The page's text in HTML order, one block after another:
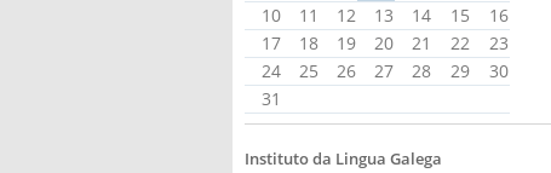
10
11 12 13 14 15
16
17
18 19 20 21 22
23
24
25 26 27 28 29
30
31
Instituto da Lingua Galega